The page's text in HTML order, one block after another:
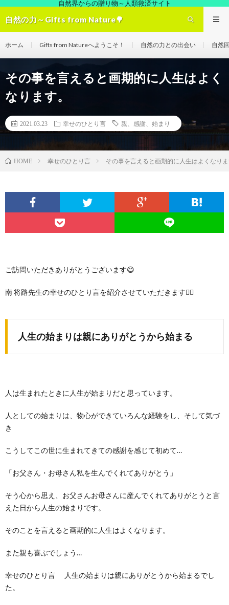
自然界からの贈り物～人類救済サイト
自然の力～Gifts from Nature🌳
ホーム Gifts from Natureへようこそ！ 自然の力との出会い 自然
その事を言えると画期的に人生はよく
なります。
2021.03.23 幸せのひとり言 親、感謝、始まり
HOME 幸せのひとり言 その事を言えると画期的に人生はよくなり
ご訪問いただきありがとうございます😄
南 将路先生の幸せのひとり言を紹介させていただきます🙇‍♀️
人生の始まりは親にありがとうから始まる
人は生まれたときに人生が始まりだと思っています。
人としての始まりは、物心ができていろんな経験をし、そして気づ
き
こうしてこの世に生まれてきての感謝を感じて初めて…
「お父さん・お母さん私を生んでくれてありがとう」
そう心から思え、お父さんお母さんに産んでくれてありがとうと言
えた日から人生の始まりです。
そのことを言えると画期的に人生はよくなります。
また親も喜ぶでしょう…
幸せのひとり言 人生の始まりは親にありがとうから始まるでし
た。